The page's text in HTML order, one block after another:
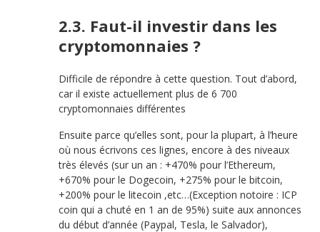
2.3. Faut-il investir dans les
cryptomonnaies ?
Difficile de répondre à cette question. Tout d’abord,
car il existe actuellement plus de 6 700
cryptomonnaies différentes
Ensuite parce qu’elles sont, pour la plupart, à l’heure
où nous écrivons ces lignes, encore à des niveaux
très élevés (sur un an : +470% pour l’Ethereum,
+670% pour le Dogecoin, +275% pour le bitcoin,
+200% pour le litecoin ,etc…(Exception notoire : ICP
coin qui a chuté en 1 an de 95%) suite aux annonces
du début d’année (Paypal, Tesla, le Salvador),